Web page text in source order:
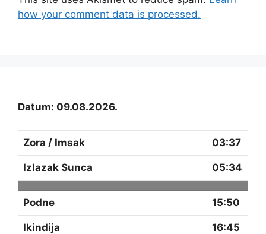
how your comment data is processed.
Datum: 09.08.2026.
Zora / Imsak 03:37
Izlazak Sunca 05:34
Podne 15:50
Ikindija 16:45